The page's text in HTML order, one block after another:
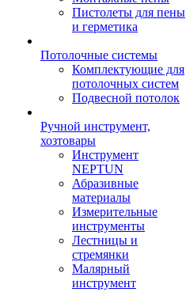
Пистолеты для пены
и герметика
Потолочные системы
Комплектующие для
потолочных систем
Подвесной потолок
Ручной инструмент,
хозтовары
Инструмент
NEPTUN
Абразивные
материалы
Измерительные
инструменты
Лестницы и
стремянки
Малярный
инструмент